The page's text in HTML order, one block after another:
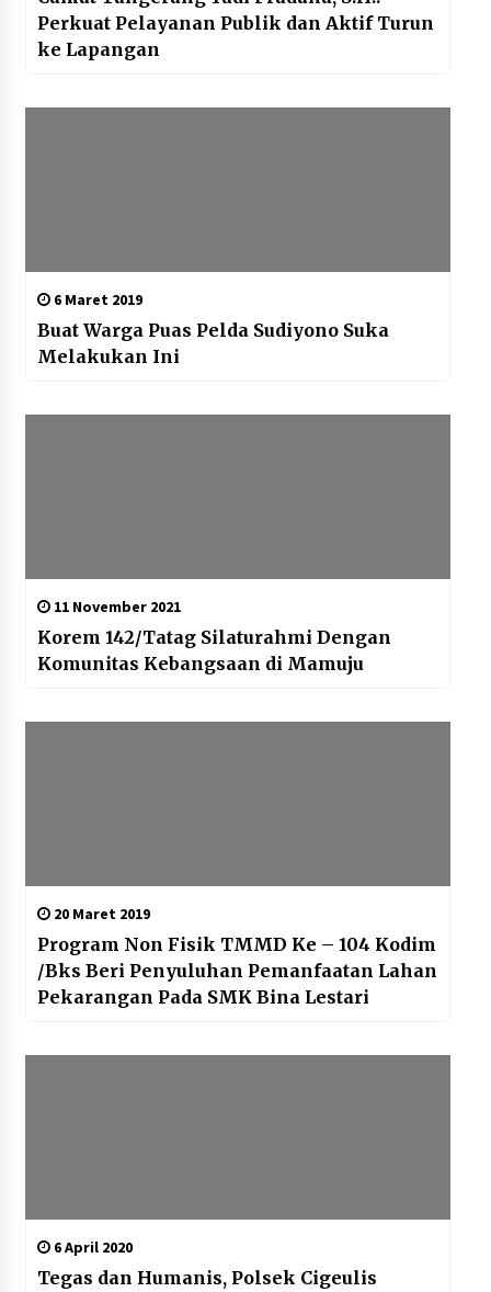
Perkuat Pelayanan Publik dan Aktif Turun
ke Lapangan
6 Maret 2019
Buat Warga Puas Pelda Sudiyono Suka
Melakukan Ini
11 November 2021
Korem 142/Tatag Silaturahmi Dengan
Komunitas Kebangsaan di Mamuju
20 Maret 2019
Program Non Fisik TMMD Ke – 104 Kodim
/Bks Beri Penyuluhan Pemanfaatan Lahan
Pekarangan Pada SMK Bina Lestari
6 April 2020
Tegas dan Humanis, Polsek Cigeulis